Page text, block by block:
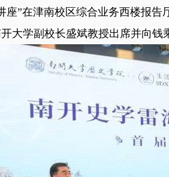
座”在津南校区综合业务西楼报
大学副校长盛斌教授出席并向钱